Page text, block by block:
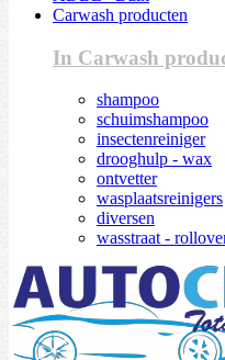
Carwash producten
In Carwash
shampoo
schuimshampoo
insectenreiniger
drooghulp - wax
ontvetter
wasplaatsreinigers
diversen
wasstraat -